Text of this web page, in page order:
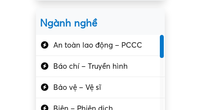
Ngành nghề
An toàn lao động – PCCC
Báo chí – Truyền hình
Bảo vệ – Vệ sĩ